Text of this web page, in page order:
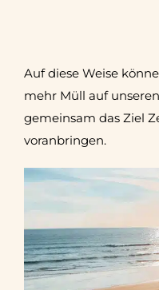
Auf diese Weise
mehr Müll auf
gemeinsam das Ziel
voranbringen.